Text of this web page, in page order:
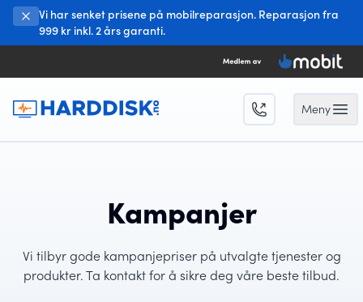
Vi har senket prisene på mobilreparasjon. Reparasjon fra
999 kr inkl. 2 års garanti.
MenyOpen
Kampanjer
Vi tilbyr gode kampanjepriser på utvalgte tjenester og
produkter. Ta kontakt for å sikre deg våre beste tilbud.